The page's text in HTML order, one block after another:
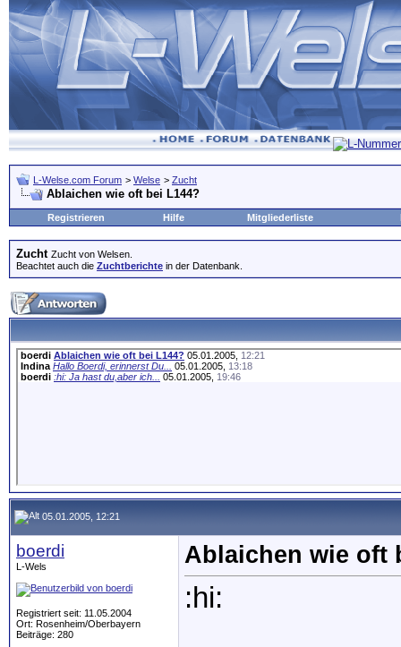
L-Welse.com Forum > Welse > Zucht
Ablaichen wie oft bei L144?
Registrieren Hilfe Mitgliederliste
Zucht Zucht von Welsen.
Beachtet auch die Zuchtberichte in der Datenbank.
boerdi Ablaichen wie oft bei L144? 05.01.2005, 12:21
Indina Hallo Boerdi, erinnerst Du... 05.01.2005, 13:18
boerdi :hi: Ja hast du,aber ich... 05.01.2005, 19:46
05.01.2005, 12:21
boerdi
L-Wels
Registriert seit: 11.05.2004
Ort: Rosenheim/Oberbayern
Beiträge: 280
Ablaichen wie oft
:hi: